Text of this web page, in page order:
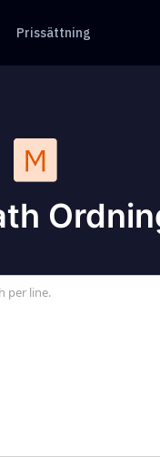
Prissättning
per line.